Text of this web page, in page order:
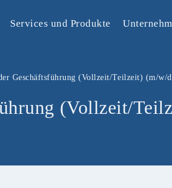
Services und Produkte
Geschäftsführung (Vollzeit/Teilzeit) (m/w/
(Vollzeit/